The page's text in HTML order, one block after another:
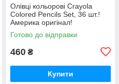
Олівці кольорові Crayola
Colored Pencils Set, 36 шт.!
Америка оригінал!
Готово до відправки
460 ₴
Купити